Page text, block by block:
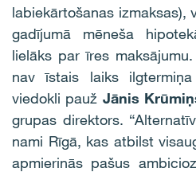
labiekārtošanas izmaksas),
gadījumā mēneša
lielāks par īres
nav īstais laiks ilgtermiņa
viedokli pauž Jānis
grupas direktors.
nami Rīgā, kas atbilst
apmierinās pašus